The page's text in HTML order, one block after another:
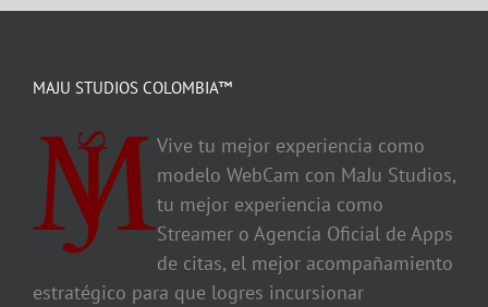
MAJU STUDIOS COLOMBIA™
Vive tu mejor experiencia como
modelo WebCam con MaJu Studios,
tu mejor experiencia como
Streamer o Agencia Oficial de Apps
de citas, el mejor acompañamiento
estratégico para que logres incursionar